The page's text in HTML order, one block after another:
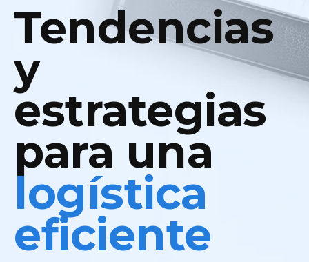
Tendencias
y
estrategias
para una
logística
eficiente